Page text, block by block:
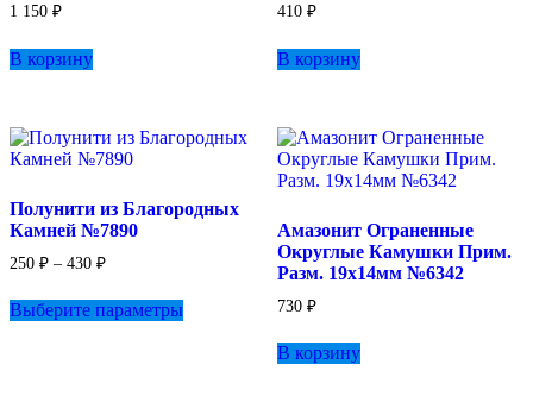
1 150 ₽
В корзину
410 ₽
В корзину
Полунити из Благородных
Камней №7890
250 ₽ – 430 ₽Диапазон
250 ₽
–
Выберите параметры
Амазонит Ограненные
Округлые Камушки Прим.
Разм. 19х14мм №6342
730 ₽
В корзину